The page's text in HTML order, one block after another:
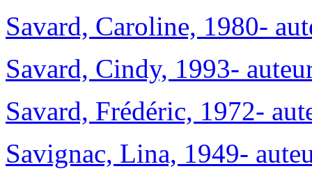
Savard, Caroline, 1980-
Savard, Cindy, 1993-
Savard, Frédéric, 1972-
Savignac, Lina, 1949-